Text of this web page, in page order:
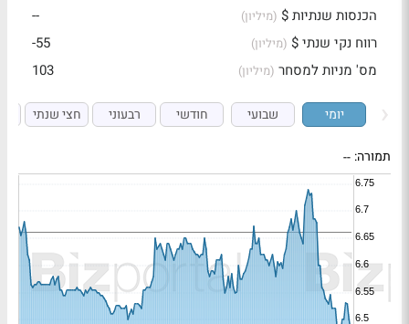
הכנסות שנתיות $ (מיליון)
--
רווח נקי שנתי $ (מיליון)
-55
מס' מניות למסחר (מיליון) 103
יומי שבועי חודשי רבעוני חצי שנתי
תמורה: --